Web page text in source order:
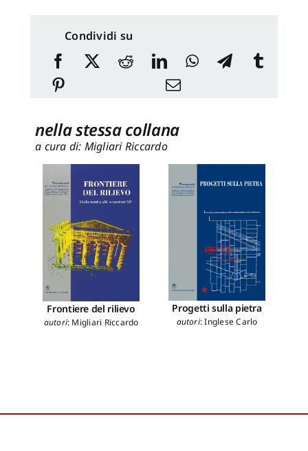
Condividi su
nella stessa collana
a cura di: Migliari Riccardo
Frontiere del rilievo
autori: Migliari Riccardo
Progetti sulla pietra
autori:Inglese Carlo